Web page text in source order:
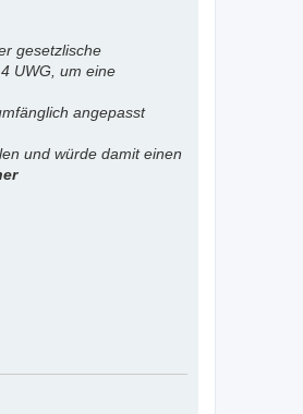
gesetzlische
UWG, um eine
angepasst
und würde damit einen